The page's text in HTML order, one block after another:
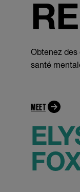
Obtenez
santé
MEET